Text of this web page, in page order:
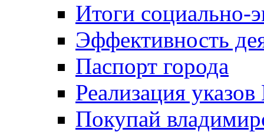
Итоги социально-
Эффективность
Паспорт города
Реализация
Покупай